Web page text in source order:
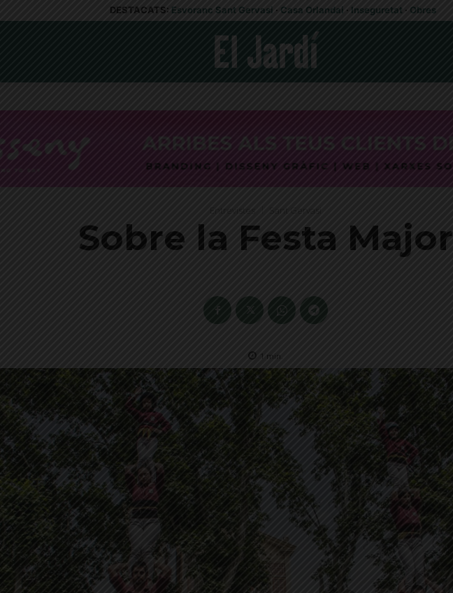
DESTACATS: Esvoranc Sant Gervasi · Casa Orlandai · Inseguretat · Obres
Sobre la Festa Major
1 min.